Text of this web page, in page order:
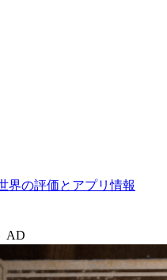
界の評価とアプリ情報
AD